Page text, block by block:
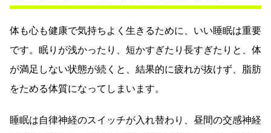
体も心も健康で気持ちよく生きるために、いい睡眠は重要
です。眠りが浅かったり、短かすぎたり長すぎたりと、体
が満足しない状態が続くと、結果的に疲れが抜けず、脂肪
をためる体質になってしまいます。
睡眠は自律神経のスイッチが入れ替わり、昼間の交感神経